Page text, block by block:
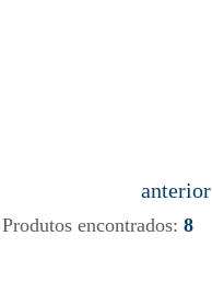
anterior
Produtos encontrados: 8